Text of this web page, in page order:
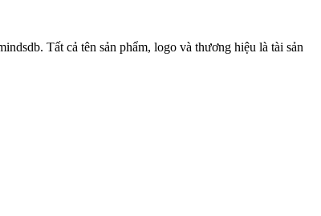
Tất cả tên sản phẩm, logo và thương hiệu là tài sản